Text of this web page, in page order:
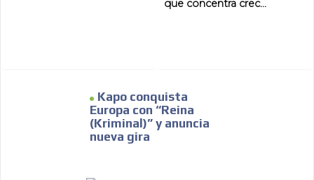
que concentra crec...
Kapo conquista
Europa con “Reina
(Kriminal)” y anuncia
nueva gira